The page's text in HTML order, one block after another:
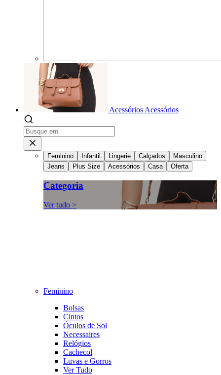
Acessórios Acessórios
Feminino Infantil Lingerie Calçados
Masculino
Jeans
Plus Size Acessórios Casa Oferta
Categoria
Ver tudo >
Feminino
Bolsas
Cintos
Óculos de Sol
Necessaires
Relógios
Cachecol
Luvas e Gorros
Ver Tudo